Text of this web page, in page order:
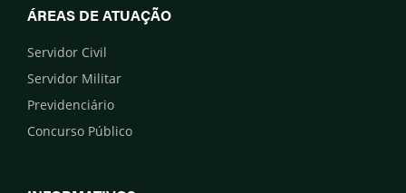
ÁREAS DE ATUAÇÃO
Servidor Civil
Servidor Militar
Previdenciário
Concurso Público